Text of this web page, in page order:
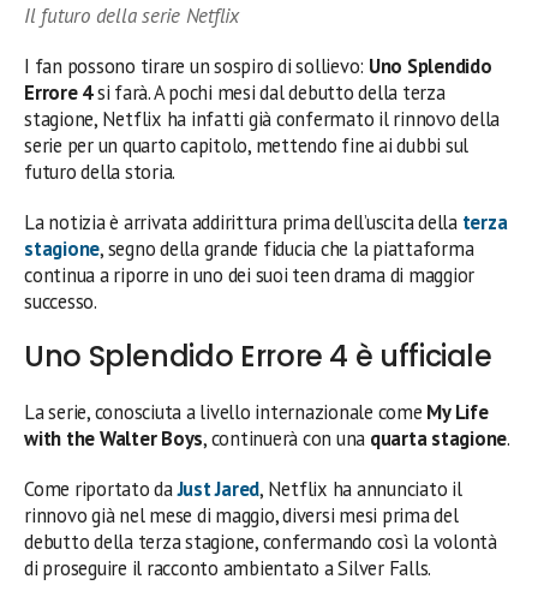
Il futuro della serie Netflix
I fan possono tirare un sospiro di sollievo: Uno Splendido
Errore 4si farà. A pochi mesi dal debutto della terza
stagione, Netflix ha infatti già confermato il rinnovo della
serie per un quarto capitolo, mettendo fine ai dubbi sul
futuro della storia.
La notizia è arrivata addirittura prima dell’uscita della terza
stagione, segno della grande fiducia che la piattaforma
continua a riporre in uno dei suoi teen drama di maggior
successo.
Uno Splendido Errore 4 è ufficiale
La serie, conosciuta a livello internazionale come My Life
with the Walter Boys, continuerà con una quarta stagione.
Come riportato daJust Jared, Netflix ha annunciato il
rinnovo già nel mese di maggio, diversi mesi prima del
debutto della terza stagione, confermando così la volontà
di proseguire il racconto ambientato a Silver Falls.